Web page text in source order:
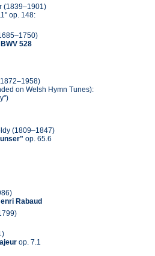
(1839–1901)
op. 148:
528
on Welsh Hymn Tunes):
(1809–1847)
op. 65.6
Rabaud
op. 7.1